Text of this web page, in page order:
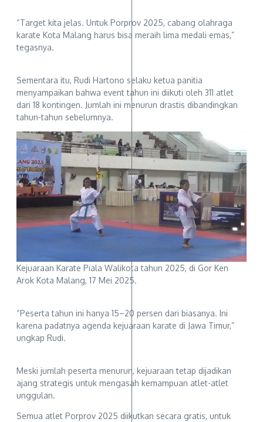
“Target kita jelas. Untuk Porprov 2025, cabang olahraga
karate Kota Malang harus bisa meraih lima medali emas,”
tegasnya.
Sementara itu, Rudi Hartono selaku ketua panitia
menyampaikan bahwa event tahun ini diikuti oleh 311 atlet
dari 18 kontingen. Jumlah ini menurun drastis dibandingkan
tahun-tahun sebelumnya.
Kejuaraan Karate Piala Walikota tahun 2025, di Gor Ken
Arok Kota Malang, 17 Mei 2025.
“Peserta tahun ini hanya 15–20 persen dari biasanya. Ini
karena padatnya agenda kejuaraan karate di Jawa Timur,”
ungkap Rudi.
Meski jumlah peserta menurun, kejuaraan tetap dijadikan
ajang strategis untuk mengasah kemampuan atlet-atlet
unggulan.
Semua atlet Porprov 2025 diikutkan secara gratis, untuk